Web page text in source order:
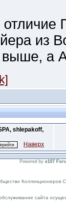
из
выше, а
shlepakoff,
Наверх
Powered by e107
Коллекционеров
сайта